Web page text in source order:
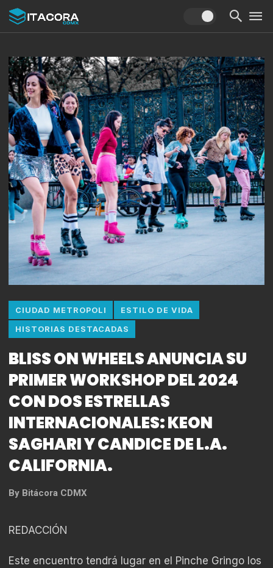
CIUDAD METROPOLI ESTILO DE VIDA
HISTORIAS DESTACADAS
BLISS ON WHEELS ANUNCIA SU
PRIMER WORKSHOP DEL 2024
CON DOS ESTRELLAS
INTERNACIONALES: KEON
SAGHARI Y CANDICE DE L.A.
CALIFORNIA.
By Bitácora CDMX
REDACCIÓN
Este encuentro tendrá lugar en el Pinche Gringo los